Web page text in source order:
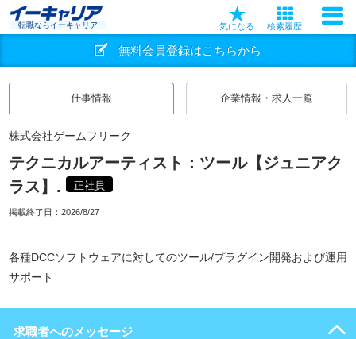
転職ならイーキャリア 気になる 検索履歴
無料会員登録はこちらから
仕事情報 企業情報・求人一覧
株式会社ゲームフリーク
テクニカルアーティスト：ツール【ジュニアク
ラス】.
正社員
掲載終了日： 2026/8/27
各種DCCソフトウェアに対してのツール/プラグイン開発および運用
サポート
求職者へのメッセージ